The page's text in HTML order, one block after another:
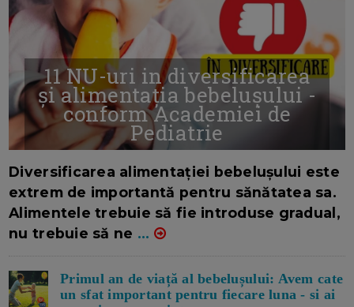
11 NU-uri in diversificarea
și alimentația bebelușului -
conform Academiei de
Pediatrie
Diversificarea alimentației bebelușului este
extrem de importantă pentru sănătatea sa.
Alimentele trebuie să fie introduse gradual,
nu trebuie să ne ...
Primul an de viață al bebelușului: Avem cate
un sfat important pentru fiecare luna - si ai